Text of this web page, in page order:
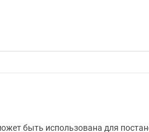
быть использована для